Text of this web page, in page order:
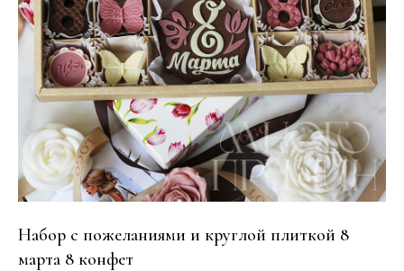
Набор с пожеланиями и круглой плиткой 8
марта 8 конфет